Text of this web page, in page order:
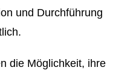
und Durchführung
die Möglichkeit, ihre